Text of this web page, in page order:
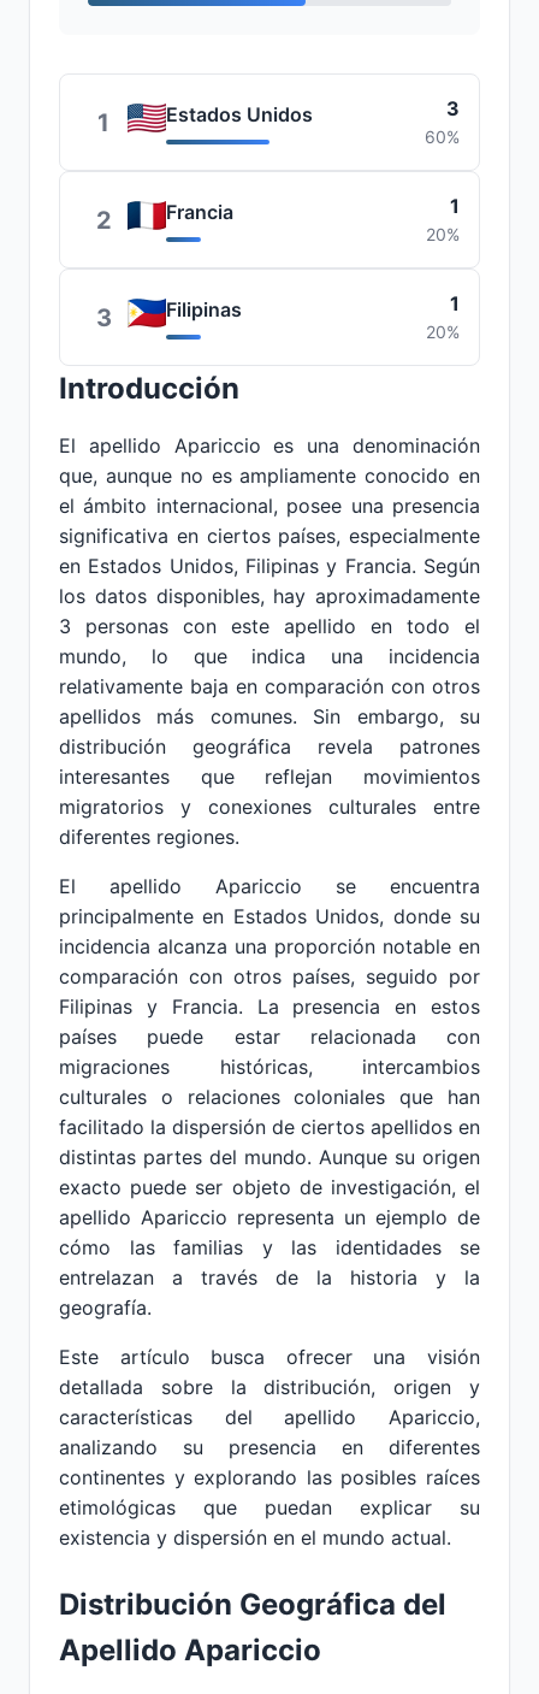
1 Estados Unidos 3
60%
2 Francia 1
20%
3 Filipinas 1
20%
Introducción
El apellido Apariccio es una denominación
que, aunque no es ampliamente conocido en
el ámbito internacional, posee una presencia
significativa en ciertos países, especialmente
en Estados Unidos, Filipinas y Francia. Según
los datos disponibles, hay aproximadamente
3 personas con este apellido en todo el
mundo, lo que indica una incidencia
relativamente baja en comparación con otros
apellidos más comunes. Sin embargo, su
distribución geográfica revela patrones
interesantes que reflejan movimientos
migratorios y conexiones culturales entre
diferentes regiones.
El apellido Apariccio se encuentra
principalmente en Estados Unidos, donde su
incidencia alcanza una proporción notable en
comparación con otros países, seguido por
Filipinas y Francia. La presencia en estos
países puede estar relacionada con
migraciones históricas, intercambios
culturales o relaciones coloniales que han
facilitado la dispersión de ciertos apellidos en
distintas partes del mundo. Aunque su origen
exacto puede ser objeto de investigación, el
apellido Apariccio representa un ejemplo de
cómo las familias y las identidades se
entrelazan a través de la historia y la
geografía.
Este artículo busca ofrecer una visión
detallada sobre la distribución, origen y
características del apellido Apariccio,
analizando su presencia en diferentes
continentes y explorando las posibles raíces
etimológicas que puedan explicar su
existencia y dispersión en el mundo actual.
Distribución Geográfica del
Apellido Apariccio